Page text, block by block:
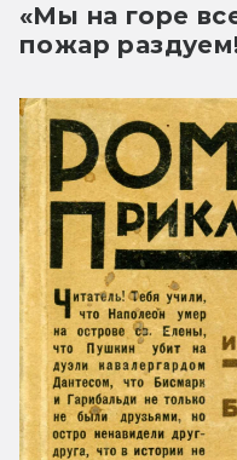
«Мы на горе
пожар